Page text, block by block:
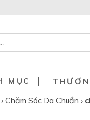
MỤC
› Chăm Sóc Da Chuẩn ›